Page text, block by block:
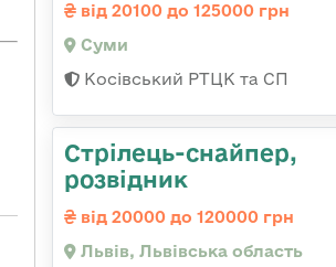
від 20100 до 125000 грн
Суми
Косівський РТЦК та СП
Стрілець-снайпер,
розвідник
від 20000 до 120000 грн
Львів, Львівська область